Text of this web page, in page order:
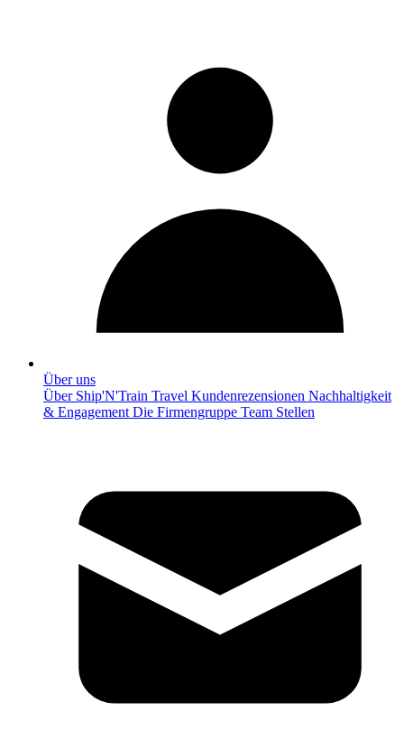
Über uns
Über Ship'N'Train Travel Kundenrezensionen Nachhaltigkeit
& Engagement Die Firmengruppe Team Stellen